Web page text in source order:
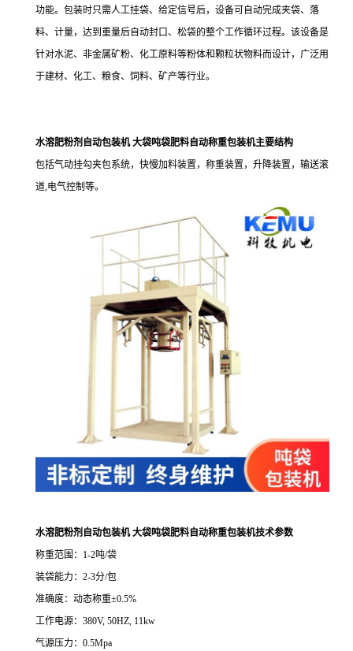
功能。包装时只需人工挂袋、给定信号后，设备可自动完成夹袋、落
料、计量，达到重量后自动封口、松袋的整个工作循环过程。该设备是
针对水泥、非金属矿粉、化工原料等粉体和颗粒状物料而设计，广泛用
于建材、化工、粮食、饲料、矿产等行业。
水溶肥粉剂自动包装机 大袋吨袋肥料自动称重包装机主要结构
包括气动挂勾夹包系统，快慢加料装置，称重装置，升降装置，输送滚
道,电气控制等。
水溶肥粉剂自动包装机 大袋吨袋肥料自动称重包装机技术参数
称重范围： 1-2吨/袋
装袋能力： 2-3分/包
准确度：动态称重±0.5%
工作电源： 380V, 50HZ, 11kw
气源压力： 0.5Mpa